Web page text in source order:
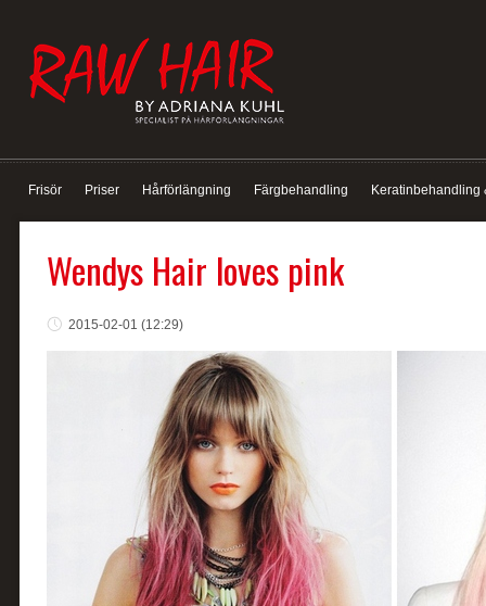
Frisör Priser Hårförlängning Färgbehandling Keratinbehandling
Wendys Hair loves pink
2015-02-01 (12:29)